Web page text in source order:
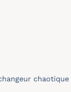
chaotique